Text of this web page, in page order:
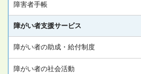
障害者手帳
障がい者支援サービス
障がい者の助成・給付制度
障がい者の社会活動